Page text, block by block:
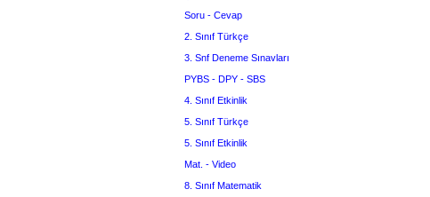
Soru - Cevap
2. Sınıf Türkçe
3. Snf Deneme Sınavları
PYBS - DPY - SBS
4. Sınıf Etkinlik
5. Sınıf Türkçe
5. Sınıf Etkinlik
Mat. - Video
8. Sınıf Matematik